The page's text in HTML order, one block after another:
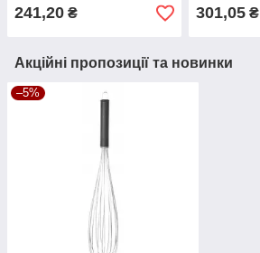
241,20 ₴ 301,05₴
Акційні пропозиції та новинки
–5%